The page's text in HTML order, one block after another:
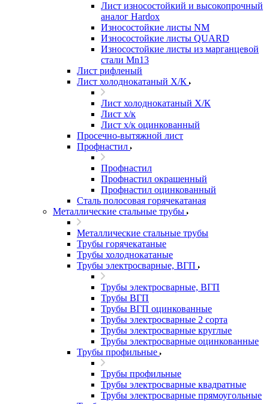
Лист износостойкий и высокопрочный
аналог Hardox
Износостойкие листы NM
Износостойкие листы QUARD
Износостойкие листы из марганцевой
стали Mn13
Лист рифленый
Лист холоднокатаный Х/К
Лист холоднокатаный Х/К
Лист х/к
Лист х/к оцинкованный
Просечно-вытяжной лист
Профнастил
Профнастил
Профнастил окрашенный
Профнастил оцинкованный
Сталь полосовая горячекатаная
Металлические стальные трубы
Металлические стальные трубы
Трубы горячекатаные
Трубы холоднокатаные
Трубы электросварные, ВГП
Трубы электросварные, ВГП
Трубы ВГП
Трубы ВГП оцинкованные
Трубы электросварные 2 сорта
Трубы электросварные круглые
Трубы электросварные оцинкованные
Трубы профильные
Трубы профильные
Трубы электросварные квадратные
Трубы электросварные прямоугольные